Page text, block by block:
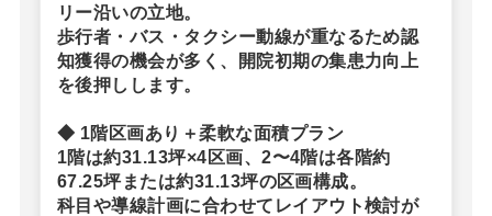
リー沿いの立地。
歩行者・バス・タクシー動線が重なるため認
知獲得の機会が多く、開院初期の集患力向上
を後押しします。
◆ 1階区画あり＋柔軟な面積プラン
1階は約31.13坪×4区画、2〜4階は各階約
67.25坪または約31.13坪の区画構成。
科目や導線計画に合わせてレイアウト検討が